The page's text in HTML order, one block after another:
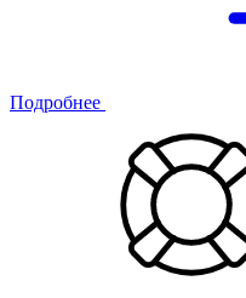
Подробнее